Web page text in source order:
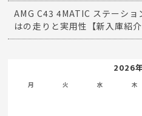
AMG C43 4MATIC ステーシ
はの走りと実用性【新入庫紹介
2026
月 火 水 木